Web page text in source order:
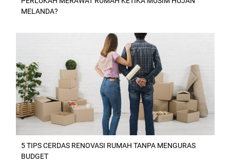
MELANDA?
5 TIPS CERDAS RENOVASI RUMAH TANPA MENGURAS
BUDGET